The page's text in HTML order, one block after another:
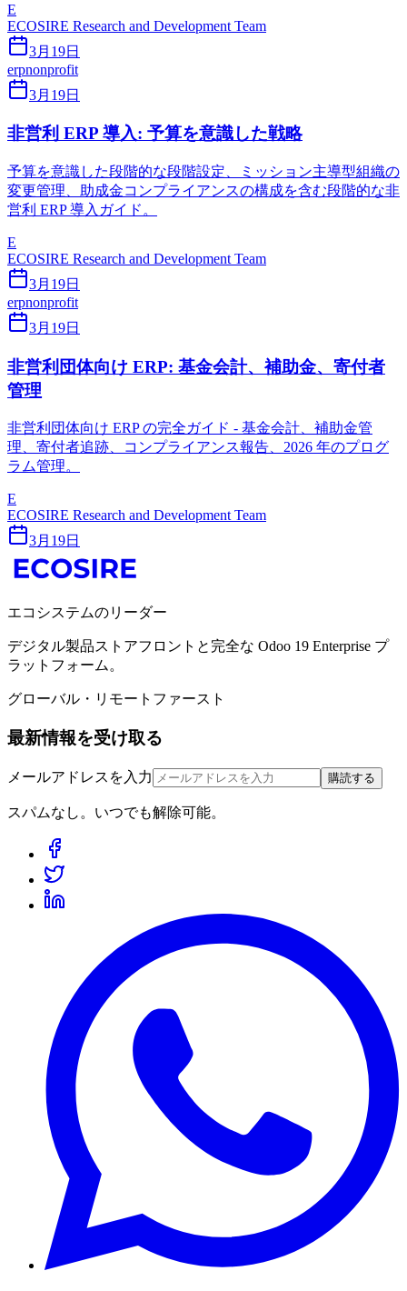
E
ECOSIRE Research and Development Team
3月19日
erpnonprofit
3月19日
非営利 ERP 導入: 予算を意識した戦略
予算を意識した段階的な段階設定、ミッション主導型組織の
変更管理、助成金コンプライアンスの構成を含む段階的な非
営利 ERP 導入ガイド。
E
ECOSIRE Research and Development Team
3月19日
erpnonprofit
3月19日
非営利団体向け ERP: 基金会計、補助金、寄付者
管理
非営利団体向け ERP の完全ガイド - 基金会計、補助金管
理、寄付者追跡、コンプライアンス報告、2026 年のプログ
ラム管理。
E
ECOSIRE Research and Development Team
3月19日
エコシステムのリーダー
デジタル製品ストアフロントと完全な Odoo 19 Enterprise プ
ラットフォーム。
グローバル・リモートファースト
最新情報を受け取る
メールアドレスを入力 購読する
スパムなし。いつでも解除可能。